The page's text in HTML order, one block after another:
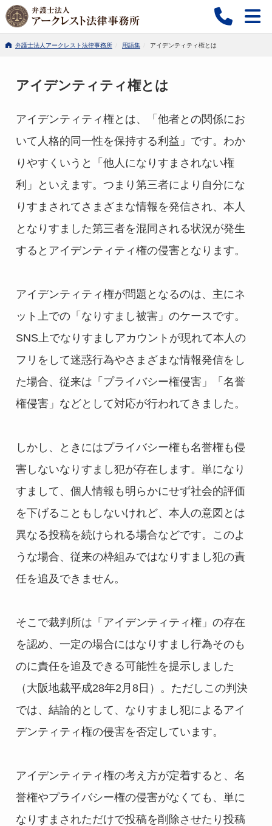
弁護士法人アークレスト法律事務所 用語集 アイデンティティ権とは
アイデンティティ権とは
アイデンティティ権とは、「他者との関係にお
いて人格的同一性を保持する利益」です。わか
りやすくいうと「他人になりすまされない権
利」といえます。つまり第三者により自分にな
りすまされてさまざまな情報を発信され、本人
となりすました第三者を混同される状況が発生
するとアイデンティティ権の侵害となります。
アイデンティティ権が問題となるのは、主にネ
ット上での「なりすまし被害」のケースです。
SNS上でなりすましアカウントが現れて本人の
フリをして迷惑行為やさまざまな情報発信をし
た場合、従来は「プライバシー権侵害」「名誉
権侵害」などとして対応が行われてきました。
しかし、ときにはプライバシー権も名誉権も侵
害しないなりすまし犯が存在します。単になり
すまして、個人情報も明らかにせず社会的評価
を下げることもしないけれど、本人の意図とは
異なる投稿を続けられる場合などです。このよ
うな場合、従来の枠組みではなりすまし犯の責
任を追及できません。
そこで裁判所は「アイデンティティ権」の存在
を認め、一定の場合にはなりすまし行為そのも
のに責任を追及できる可能性を提示しました
（大阪地裁平成28年2月8日）。ただしこの判決
では、結論的として、なりすまし犯によるアイ
デンティティ権の侵害を否定しています。
アイデンティティ権の考え方が定着すると、名
誉権やプライバシー権の侵害がなくても、単に
なりすまされただけで投稿を削除させたり投稿